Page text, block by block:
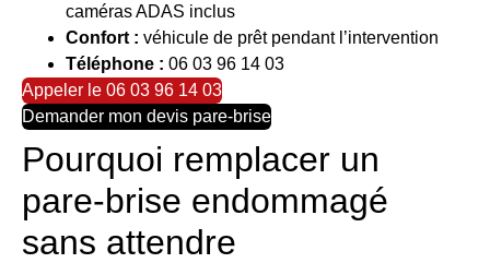
caméras ADAS inclus
Confort : véhicule de prêt pendant l’intervention
Téléphone : 06 03 96 14 03
Appeler le 06 03 96 14 03
Demander mon devis pare-brise
Pourquoi remplacer un
pare-brise endommagé
sans attendre